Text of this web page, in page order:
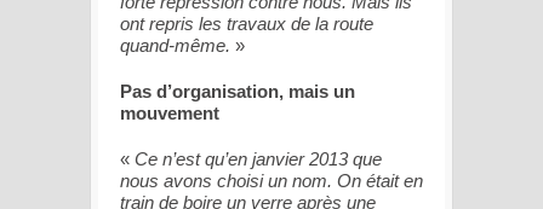
ont repris les travaux de la route
quand-même. »
Pas d’organisation, mais un
mouvement
« Ce n’est qu’en janvier 2013 que
nous avons choisi un nom. On était en
train de boire un verre après une